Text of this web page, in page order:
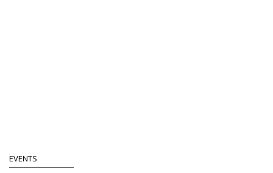
EVENTS